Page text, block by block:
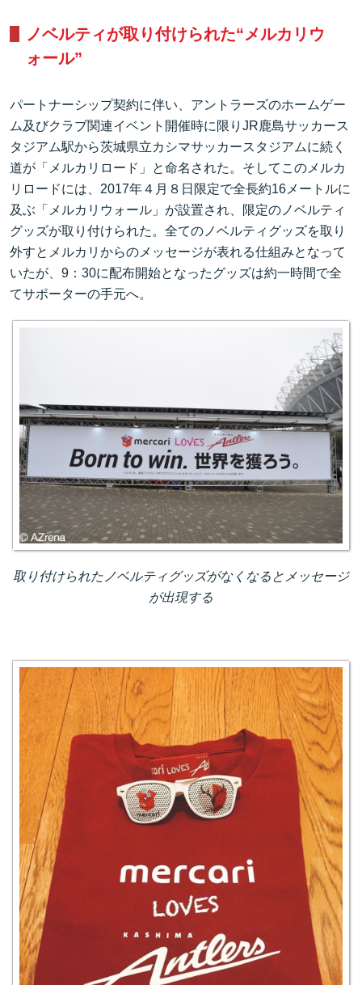
ノベルティが取り付けられた“メルカリウ
ォール”
パートナーシップ契約に伴い、アントラーズのホームゲー
ム及びクラブ関連イベント開催時に限りJR鹿島サッカース
タジアム駅から茨城県立カシマサッカースタジアムに続く
道が「メルカリロード」と命名された。そしてこのメルカ
リロードには、2017年４月８日限定で全長約16メートルに
及ぶ「メルカリウォール」が設置され、限定のノベルティ
グッズが取り付けられた。全てのノベルティグッズを取り
外すとメルカリからのメッセージが表れる仕組みとなって
いたが、9：30に配布開始となったグッズは約一時間で全
てサポーターの手元へ。
取り付けられたノベルティグッズがなくなるとメッセージ
が出現する